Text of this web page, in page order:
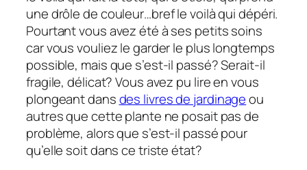
une drôle de couleur…bref le voilà qui dépéri.
Pourtant vous avez été à ses petits soins
car vous vouliez le garder le plus longtemps
possible, mais que s’est-il passé? Serait-il
fragile, délicat? Vous avez pu lire en vous
plongeant dansdes livres de jardinageou
autres que cette plante ne posait pas de
problème, alors que s’est-il passé pour
qu’elle soit dans ce triste état?